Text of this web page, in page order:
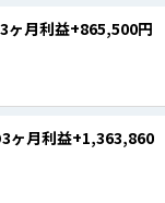
ヶ月利益+865,500円
ヶ月利益+1,363,860